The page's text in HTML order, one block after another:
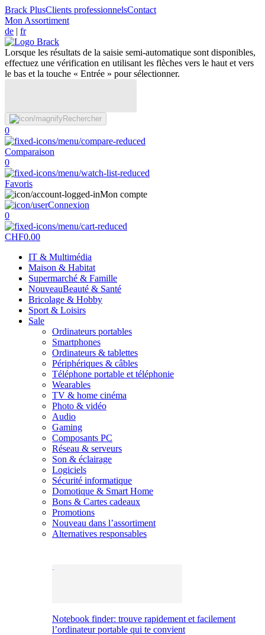
Brack PlusClients professionnelsContact
Mon Assortiment
de | fr
Lorsque les résultats de la saisie semi-automatique sont disponibles,
effectuez une vérification en utilisant les flèches vers le haut et vers
le bas et la touche « Entrée » pour sélectionner.
Rechercher
0
Comparaison
0
Favoris
Mon compte
Connexion
0
CHF0.00
IT & Multimédia
Maison & Habitat
Supermarché & Famille
NouveauBeauté & Santé
Bricolage & Hobby
Sport & Loisirs
Sale
Ordinateurs portables
Smartphones
Ordinateurs & tablettes
Périphériques & câbles
Téléphone portable et téléphonie
Wearables
TV & home cinéma
Photo & vidéo
Audio
Gaming
Composants PC
Réseau & serveurs
Son & éclairage
Logiciels
Sécurité informatique
Domotique & Smart Home
Bons & Cartes cadeaux
Promotions
Nouveau dans l’assortiment
Alternatives responsables
Notebook finder: trouve rapidement et facilement
l’ordinateur portable qui te convient